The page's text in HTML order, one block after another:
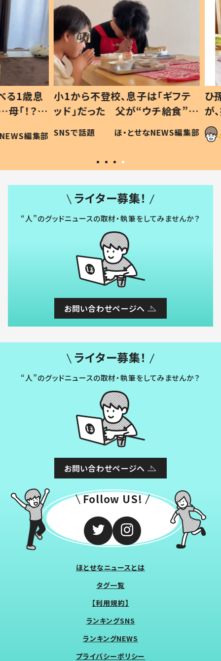
歳息
？」
編集部
小1から不登校、息子は「ギフテ
ッド」だった 父が“ウチ給食”を
作り続ける理由とは #令和の親
#令和の子
SNSで話題 ほ・とせなNEWS編集部
ひ孫
が、
「涙
い」
ライター募集！
“人”のグッドニュースの取材・執筆をしてみませんか？
お問い合わせページへ
ライター募集！
“人”のグッドニュースの取材・執筆をしてみませんか？
お問い合わせページへ
Follow US!
ほとせなニュースとは
タグ一覧
【利用規約】
ランキングSNS
ランキングNEWS
プライバシーポリシー